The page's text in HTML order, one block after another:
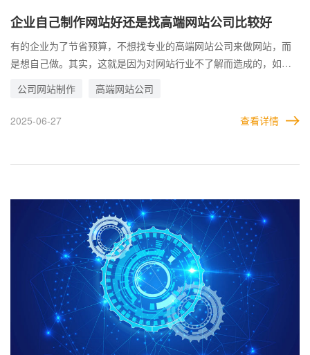
企业自己制作网站好还是找高端网站公司比较好
有的企业为了节省预算，不想找专业的高端网站公司来做网站，而
是想自己做。其实，这就是因为对网站行业不了解而造成的，如果
存在的必要了。 除非是企业只需要一个网站，不管质量高低，以及
后期可能出现的各种问题。在这种条件下，企业是可以以更低的成
专业的事情。企业要想自己学会设计和前后端技术，难度不可谓不
方相比，谁更经济。
公司网站制作 高端网站公司
2025-06-27 查看详情